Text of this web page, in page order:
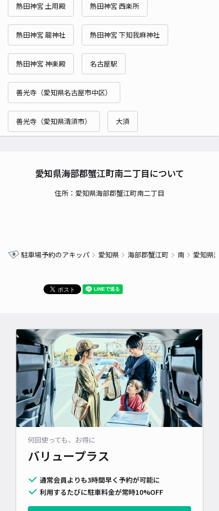
熱田神宮 土用殿 熱田神宮 西楽所
熱田神宮 龍神社 熱田神宮 下知我麻神社
熱田神宮 神楽殿 名古屋駅
善光寺（愛知県名古屋市中区）
善光寺（愛知県清須市） 大須
愛知県海部郡蟹江町南二丁目について
住所：愛知県海部郡蟹江町南二丁目
駐車場予約のアキッパ 愛知県 海部郡蟹江町 南 愛知県
何回使っても、お得に
バリュープラス
通常会員よりも3時間早く予約が可能に
利用するたびに駐車料金が常時10%OFF